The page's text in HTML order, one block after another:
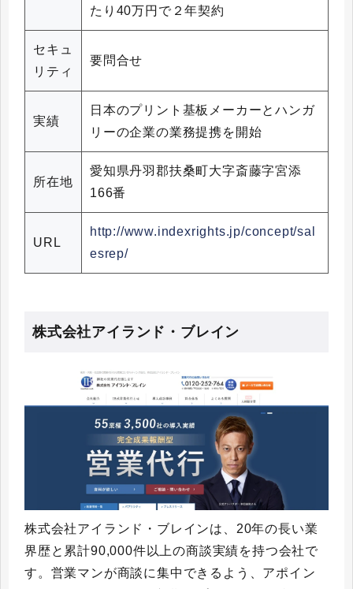
たり40万円で２年契約
セキュ
リティ
要問合せ
実績
日本のプリント基板メーカーとハンガ
リーの企業の業務提携を開始
所在地
愛知県丹羽郡扶桑町大字斎藤字宮添
166番
URL
http://www.indexrights.jp/concept/sal
esrep/
株式会社アイランド・ブレイン
株式会社アイランド・ブレインは、20年の長い業
界歴と累計90,000件以上の商談実績を持つ会社で
す。営業マンが商談に集中できるよう、アポイン